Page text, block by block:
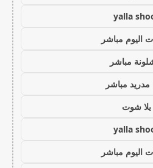
yalla
اليوم مباشر
مباشر
مدريد مباشر
يلا شوت
yalla
اليوم مباشر